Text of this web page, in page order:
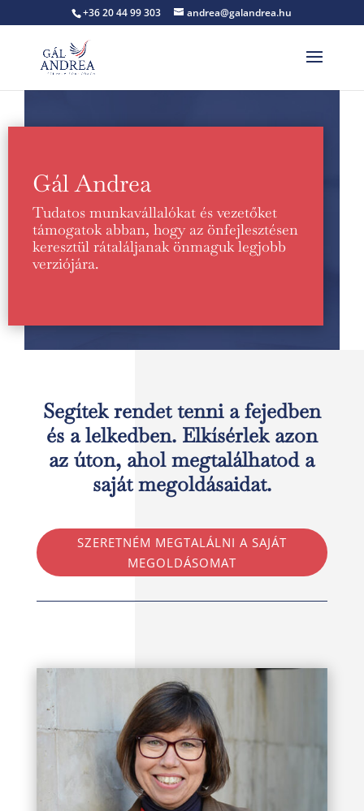
+36 20 44 99 303 andrea@galandrea.hu
Gál Andrea
Tudatos munkavállalókat és vezetőket
támogatok abban, hogy az önfejlesztésen
keresztül rátaláljanak önmaguk legjobb
verziójára.
Segítek rendet tenni a fejedben
és a lelkedben. Elkísérlek azon
az úton, ahol megtalálhatod a
saját megoldásaidat.
SZERETNÉM MEGTALÁLNI A SAJÁT
MEGOLDÁSOMAT